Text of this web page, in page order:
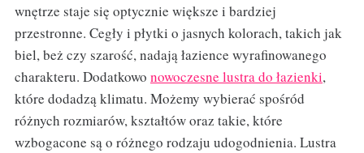
wnętrze staje się optycznie większe i bardziej
przestronne. Cegły i płytki o jasnych kolorach, takich jak
biel, beż czy szarość, nadają łazience wyrafinowanego
charakteru. Dodatkowo nowoczesne lustra do łazienki,
które dodadzą klimatu. Możemy wybierać spośród
różnych rozmiarów, kształtów oraz takie, które
wzbogacone są o różnego rodzaju udogodnienia. Lustra